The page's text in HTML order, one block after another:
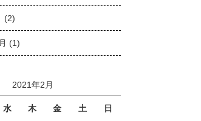
(2)
(1)
2021年2月
水 木 金 土
日